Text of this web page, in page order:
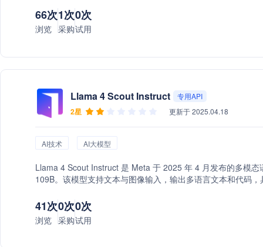
66次
浏览
1次
采购
0次
试用
Llama 4 Scout Instruct 专用API
2星 更新于 2025.04.18
AI技术 AI大模型
Llama 4 Scout Instruct 是 Meta 于 2025 年 4 月发布的多模
109B。该模型支持文本与图像输入，输出多语言文本和代码
41次
浏览
0次
采购
0次
试用